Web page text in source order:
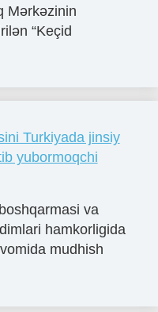
Mərkəzinin
“Keçid
Turkiyada jinsiy
yubormoqchi
va
hamkorligida
mudhish